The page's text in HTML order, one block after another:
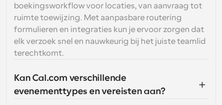
boekingsworkflow voor locaties, van aanvraag tot
ruimte toewijzing. Met aanpasbare routering
formulieren en integraties kun je ervoor zorgen dat
elk verzoek snel en nauwkeurig bij het juiste teamlid
terechtkomt.
Kan Cal.com verschillende
evenementtypes en vereisten aan?